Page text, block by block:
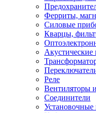
Ферриты,
Силовые
Кварцы,
Реле
Вентиляторы
Соединители
Установочные